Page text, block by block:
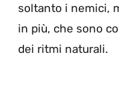
soltanto i nemici,
in più, che sono
dei ritmi naturali.